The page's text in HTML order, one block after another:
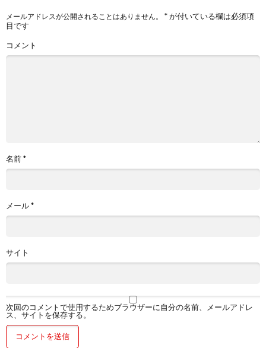
メールアドレスが公開されることはありません。 *が付いている欄は必須項
目です
コメント
名前*
メール*
サイト
次回のコメントで使用するためブラウザーに自分の名前、メールアドレ
ス、サイトを保存する。